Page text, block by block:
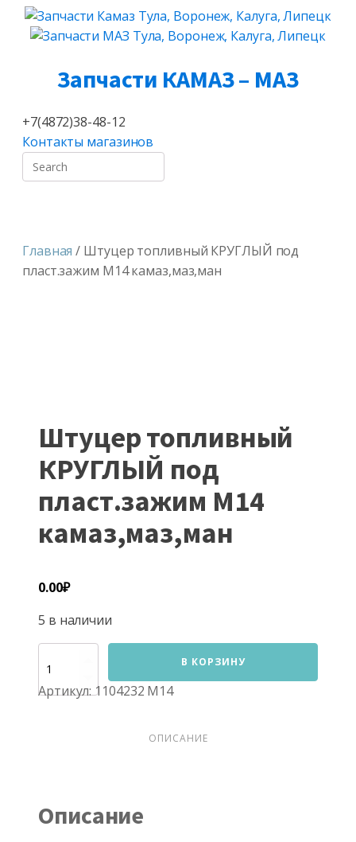
Запчасти КАМАЗ – МАЗ
+7(4872)38-48-12
Контакты магазинов
Search
Главная / Штуцер топливный КРУГЛЫЙ под
пласт.зажим М14 камаз,маз,ман
Штуцер топливный
КРУГЛЫЙ под
пласт.зажим М14
камаз,маз,ман
0.00₽
5 в наличии
товара
Штуцер
топливный
В КОРЗИНУ
Артикул:1104232 М14
ОПИСАНИЕ
Описание